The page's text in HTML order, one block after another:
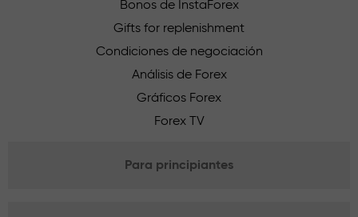
Bonos de InstaForex
Gifts for replenishment
Condiciones de negociación
Análisis de Forex
Gráficos Forex
Forex TV
Para principiantes